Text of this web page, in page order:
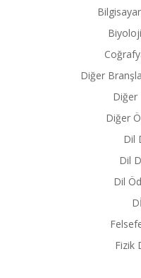
Diğer
Diğer
Diğer
Dil
Dil
Dil
Fizik